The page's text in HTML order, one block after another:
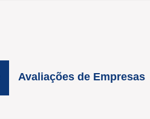
Avaliações de Empresas